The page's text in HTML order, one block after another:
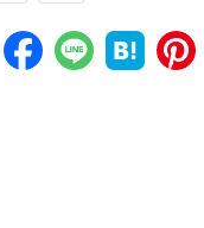
パのお誕生日を入れて占
お誕生日占い